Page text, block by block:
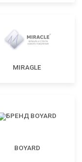
MIRAGLE
BOYARD